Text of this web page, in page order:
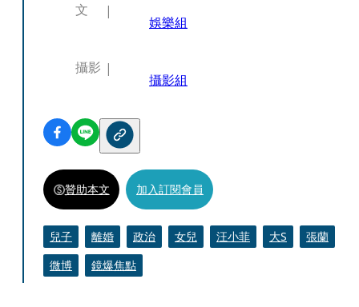
文
娛樂組
攝影
攝影組
贊助本文 加入訂閱會員
兒子 離婚 政治 女兒 汪小菲 大S
張蘭
微博
鏡爆焦點